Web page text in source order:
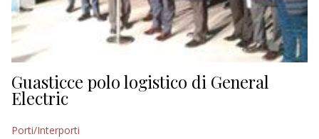
ECONOMIA
TURISMO
CULTURA
Guasticce polo logistico di General
Electric
Porti/Interporti